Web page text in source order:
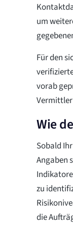
um
Für den
vorab
Wie
Sobald
Angaben
zu
die